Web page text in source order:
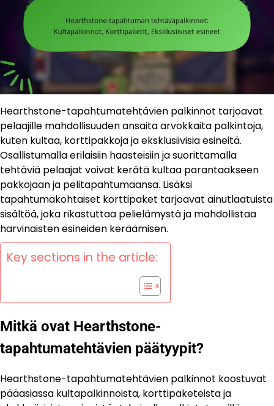
Hearthstone-tapahtumatehtävien palkinnot tarjoavat
pelaajille mahdollisuuden ansaita arvokkaita palkintoja,
kuten kultaa, korttipakkoja ja eksklusiivisia esineitä.
Osallistumalla erilaisiin haasteisiin ja suorittamalla
tehtäviä pelaajat voivat kerätä kultaa parantaakseen
pakkojaan ja pelitapahtumaansa. Lisäksi
tapahtumakohtaiset korttipaket tarjoavat ainutlaatuista
sisältöä, joka rikastuttaa pelielämystä ja mahdollistaa
harvinaisten esineiden keräämisen.
Key sections in the article:
Mitkä ovat Hearthstone-
tapahtumatehtävien päätyypit?
Hearthstone-tapahtumatehtävien palkinnot koostuvat
pääasiassa kultapalkinnoista, korttipaketeista ja